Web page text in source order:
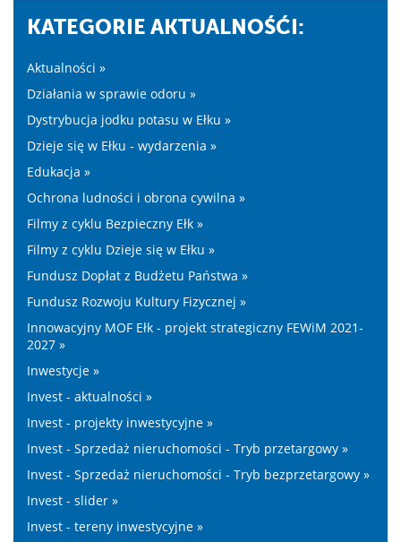
KATEGORIE AKTUALNOŚĆI:
Aktualności »
Działania w sprawie odoru »
Dystrybucja jodku potasu w Ełku »
Dzieje się w Ełku - wydarzenia »
Edukacja »
Ochrona ludności i obrona cywilna »
Filmy z cyklu Bezpieczny Ełk »
Filmy z cyklu Dzieje się w Ełku »
Fundusz Dopłat z Budżetu Państwa »
Fundusz Rozwoju Kultury Fizycznej »
Innowacyjny MOF Ełk - projekt strategiczny FEWiM 2021-
2027 »
Inwestycje »
Invest - aktualności »
Invest - projekty inwestycyjne »
Invest - Sprzedaż nieruchomości - Tryb przetargowy »
Invest - Sprzedaż nieruchomości - Tryb bezprzetargowy »
Invest - slider »
Invest - tereny inwestycyjne »